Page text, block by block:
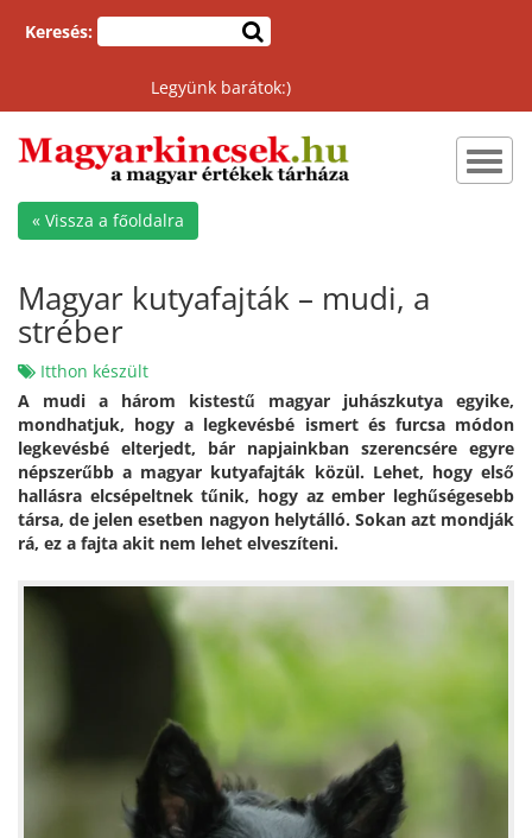
Keresés:
Legyünk barátok:)
« Vissza a főoldalra
Magyar kutyafajták – mudi, a
stréber
Itthon készült
A mudi a három kistestű magyar juhászkutya egyike,
mondhatjuk, hogy a legkevésbé ismert és furcsa módon
legkevésbé elterjedt, bár napjainkban szerencsére egyre
népszerűbb a magyar kutyafajták közül. Lehet, hogy első
hallásra elcsépeltnek tűnik, hogy az ember leghűségesebb
társa, de jelen esetben nagyon helytálló. Sokan azt mondják
rá, ez a fajta akit nem lehet elveszíteni.